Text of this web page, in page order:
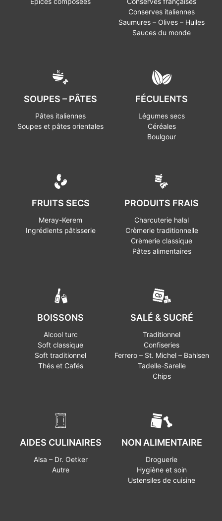
Conserves italiennes
Saumures – Olives – Huiles
Sauces du monde
SOUPES – PÂTES
Pâtes italiennes
Soupes et pâtes orientales
FÉCULENTS
Légumes secs
Céréales
Boulgour
FRUITS SECS
Meray-Kerem
Ingrédients pâtisserie
PRODUITS FRAIS
Charcuterie halal
Crèmerie traditionnelle
Crèmerie classique
Pâtes alimentaires
BOISSONS
Alcool turc
Soft classique
Soft traditionnel
Thés et Cafés
SALÉ & SUCRÉ
Traditionnel
Confiseries
Ferrero – St. Michel – Bahlsen
Tadelle-Sarelle
Chips
AIDES CULINAIRES
Alsa – Dr. Oetker
Autre
NON ALIMENTAIRE
Droguerie
Hygiène et soin
Ustensiles de cuisine